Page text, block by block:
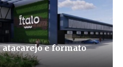
e formato